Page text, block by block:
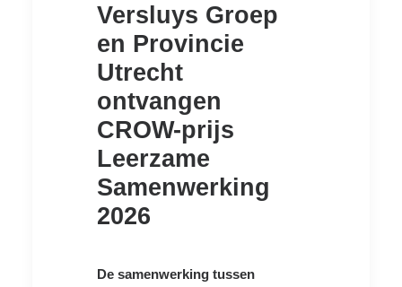
Versluys Groep
en Provincie
Utrecht
ontvangen
CROW-prijs
Leerzame
Samenwerking
2026
De samenwerking tussen